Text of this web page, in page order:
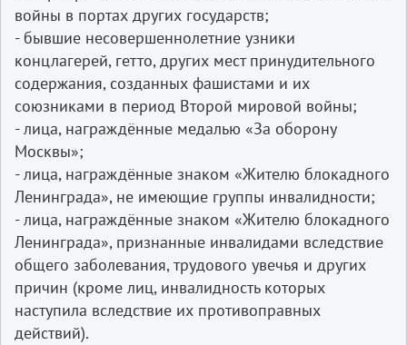
войны в портах других государств;
- бывшие несовершеннолетние узники
концлагерей, гетто, других мест принудительного
содержания, созданных фашистами и их
союзниками в период Второй мировой войны;
- лица, награждённые медалью «За оборону
Москвы»;
- лица, награждённые знаком «Жителю блокадного
Ленинграда», не имеющие группы инвалидности;
- лица, награждённые знаком «Жителю блокадного
Ленинграда», признанные инвалидами вследствие
общего заболевания, трудового увечья и других
причин (кроме лиц, инвалидность которых
наступила вследствие их противоправных
действий).